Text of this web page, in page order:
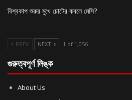
বিশ্বকাপ শুরুর মুখে চোটের কবলে মেসি?
PREV NEXT 1 of 1,056
গুরুত্বপূর্ণ লিঙ্ক
About Us